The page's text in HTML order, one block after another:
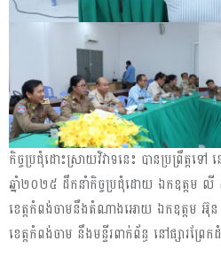
កិច្ចប្រជុំដោះស្រាយវិវាទនេះ បានប្រព្រឹត្តទ
ឆ្នាំ២០២៥ ដឹកនាំកិច្ចប្រជុំដោយ ឯកឧត្តម
ខេត្តកំពង់ចាមនឹងតំណាងអោយ ឯកឧត្ដម
ខេត្តកំពង់ចាម នឹងមន្ទីរពាក់ព័ន្ធ នៅផ្សារព្